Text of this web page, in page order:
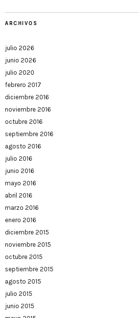
ARCHIVOS
julio 2026
junio 2026
julio 2020
febrero 2017
diciembre 2016
noviembre 2016
octubre 2016
septiembre 2016
agosto 2016
julio 2016
junio 2016
mayo 2016
abril 2016
marzo 2016
enero 2016
diciembre 2015
noviembre 2015
octubre 2015
septiembre 2015
agosto 2015
julio 2015
junio 2015